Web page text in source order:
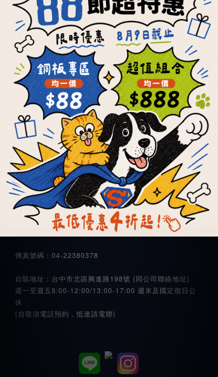
條款與細則
隱私權政策
聯絡我們
立騰店
統編 95258866
服務時間：週一至週五08:00~17:00
(12:00~13:00休息)(例假日/國定假日休息)
客服專線：
04-22383878
0973882878
免付費電話：0800-665252
傳真號碼：04-22380378
自取地址：台中市北區興進路198號 (同公司聯絡地址)
週一至週五8:00-12:00/13:00-17:00 週末及國定假日公
休
(自取須電話預約，抵達請電聯)